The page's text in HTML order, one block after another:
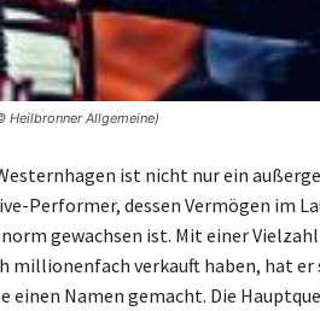
Heilbronner Allgemeine)
ist nicht nur ein
Performer, dessen Vermögen im
gewachsen ist. Mit einer
millionenfach verkauft haben, hat er
einen Namen gemacht. Die